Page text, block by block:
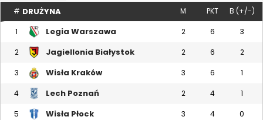
# DRUŻYNA M PKT B (+/-)
1 Legia Warszawa 2 6 3
2 Jagiellonia Białystok 2 6 2
3 Wisła Kraków 3 6 1
4 Lech Poznań 2 4 1
5 Wisła Płock 3 4 0